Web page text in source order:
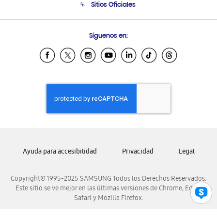
Condiciones de Compra
Soporte vía eMail
Sitios Oficiales
Samsung Ecuador
Samsung El Salvador
Samsung Honduras
Samsung Nicaragua
Samsung Panamá
Samsung Venezuela
Síguenos en:
Copyright© 1995-2025 SAMSUNG Todos los Derechos Reservados.
Este sitio se ve mejor en las últimas versiones de Chrome, Edge,
Safari y Mozilla Firefox.
Ayuda para accesibilidad Privacidad Legal